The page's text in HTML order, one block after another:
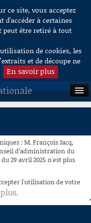
ce site, vous acceptez
d'accéder à certaines
peut être retiré à tout
de cookies, les
et de découpe ne
En savoir plus
: M. François Jacq,
d’administration du
29 avril 2025 n'est plus
l'utilisation de votre
.